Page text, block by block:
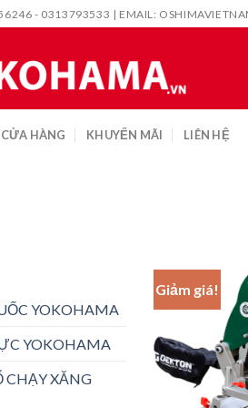
- 0313793533 | EMAIL:
CỬA HÀNG KHUYẾN MÃI LIÊN HỆ
YOKOHAMA
YOKOHAMA
CHẠY XĂNG
Giảm giá!